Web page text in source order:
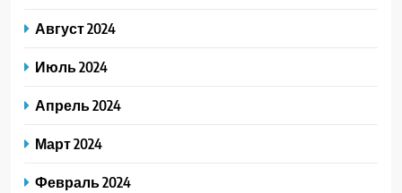
Август 2024
Июль 2024
Апрель 2024
Март 2024
Февраль 2024